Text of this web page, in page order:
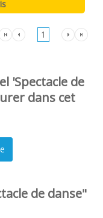
1
'Spectacle de
dans cet
de danse"